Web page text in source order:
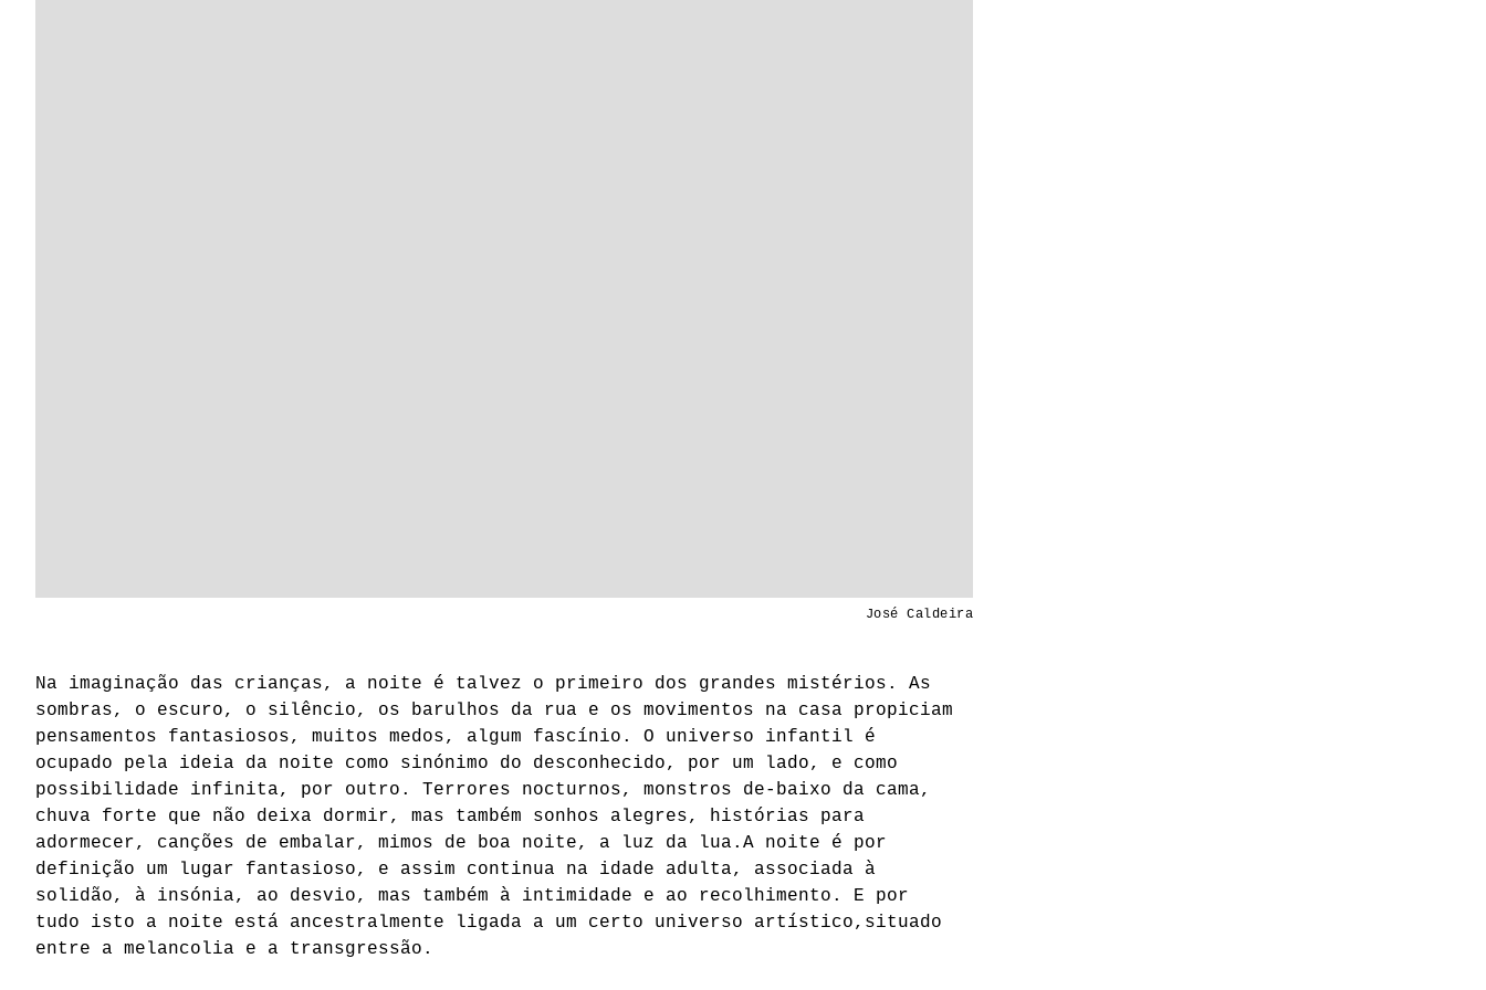
José Caldeira
Na imaginação das crianças, a noite é talvez o primeiro dos grandes mistérios. As
sombras, o escuro, o silêncio, os barulhos da rua e os movimentos na casa propiciam
pensamentos fantasiosos, muitos medos, algum fascínio. O universo infantil é
ocupado pela ideia da noite como sinónimo do desconhecido, por um lado, e como
possibilidade infinita, por outro. Terrores nocturnos, monstros de-baixo da cama,
chuva forte que não deixa dormir, mas também sonhos alegres, histórias para
adormecer, canções de embalar, mimos de boa noite, a luz da lua.A noite é por
definição um lugar fantasioso, e assim continua na idade adulta, associada à
solidão, à insónia, ao desvio, mas também à intimidade e ao recolhimento. E por
tudo isto a noite está ancestralmente ligada a um certo universo artístico,situado
entre a melancolia e a transgressão.